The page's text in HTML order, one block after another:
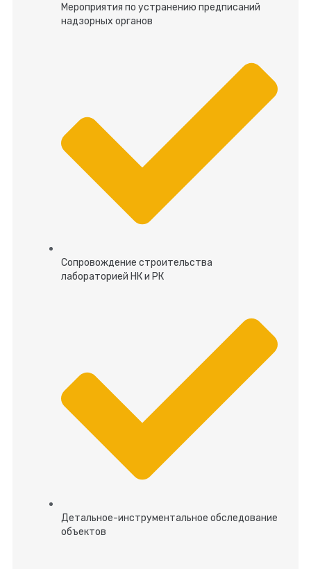
Мероприятия по устранению предписаний
надзорных органов
Сопровождение строительства
лабораторией НК и РК
Детальное-инструментальное обследование
объектов